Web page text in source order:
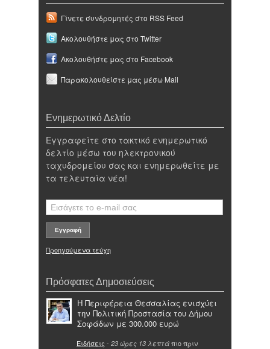
Γίνετε συνδρομητές στο RSS Feed
Ακολουθήστε μας στο Twitter
Ακολουθήστε μας στο Facebook
Παρακολουθείστε μας μέσω Mail
Ενημερωτικό Δελτίο
Εγγραφείτε στο τακτικό ενημερωτικό
δελτίο μέσω του ηλεκτρονικού
ταχυδρομείου σας και ενημερωθείτε με
τα τελευταία νέα!
Προηγούμενα τεύχη
Πρόσφατες Δημοσιεύσεις
Η Περιφέρεια Θεσσαλίας ενισχύει
την Πολιτική Προστασία του Δήμου
Σοφάδων με 300.000 ευρώ
Ειδήσεις - 23 ώρες 13 λεπτά πιο πριν